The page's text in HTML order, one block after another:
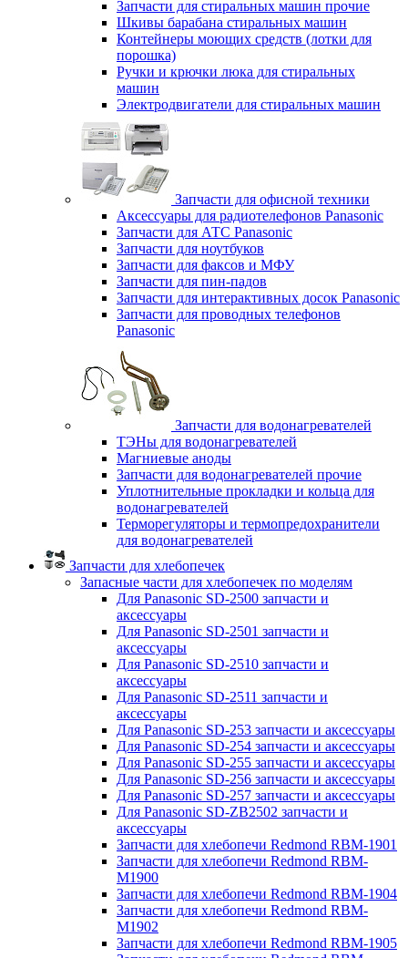
Запчасти для стиральных машин прочие
Шкивы барабана стиральных машин
Контейнеры моющих средств (лотки для
порошка)
Ручки и крючки люка для стиральных
машин
Электродвигатели для стиральных машин
Запчасти для офисной техники
Аксессуары для радиотелефонов Panasonic
Запчасти для АТС Panasonic
Запчасти для ноутбуков
Запчасти для факсов и МФУ
Запчасти для пин-падов
Запчасти для интерактивных досок Panasonic
Запчасти для проводных телефонов
Panasonic
Запчасти для водонагревателей
ТЭНы для водонагревателей
Магниевые аноды
Запчасти для водонагревателей прочие
Уплотнительные прокладки и кольца для
водонагревателей
Терморегуляторы и термопредохранители
для водонагревателей
Запчасти для хлебопечек
Запасные части для хлебопечек по моделям
Для Panasonic SD-2500 запчасти и
аксессуары
Для Panasonic SD-2501 запчасти и
аксессуары
Для Panasonic SD-2510 запчасти и
аксессуары
Для Panasonic SD-2511 запчасти и
аксессуары
Для Panasonic SD-253 запчасти и аксессуары
Для Panasonic SD-254 запчасти и аксессуары
Для Panasonic SD-255 запчасти и аксессуары
Для Panasonic SD-256 запчасти и аксессуары
Для Panasonic SD-257 запчасти и аксессуары
Для Panasonic SD-ZB2502 запчасти и
аксессуары
Запчасти для хлебопечи Redmond RBM-1901
Запчасти для хлебопечи Redmond RBM-
M1900
Запчасти для хлебопечи Redmond RBM-1904
Запчасти для хлебопечи Redmond RBM-
M1902
Запчасти для хлебопечи Redmond RBM-1905